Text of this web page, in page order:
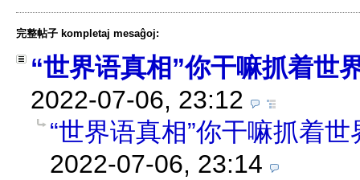
完整帖子 kompletaj mesaĝoj:
“世界语真相”你干嘛抓着世
2022-07-06, 23:12
“世界语真相”你干嘛抓着
2022-07-06, 23:14